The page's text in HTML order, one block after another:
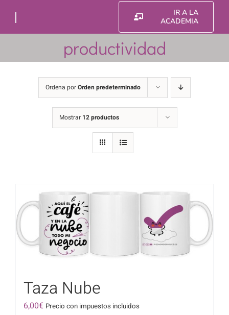
contenido
IR A LA
ACADEMIA
productividad
Ordena porOrden predeterminado
Mostrar 12 productos
Taza Nube
6,00€ Precio con impuestos incluidos